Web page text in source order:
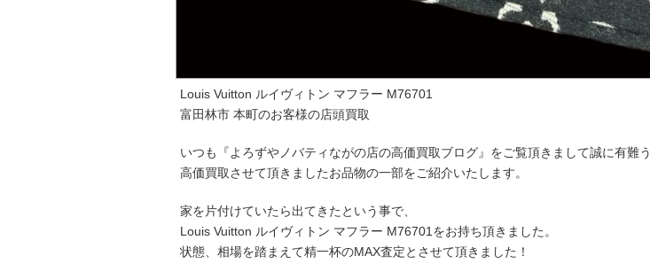
Louis Vuitton ルイヴィトン マフラー M76701
富田林市 本町のお客様の店頭買取
いつも『よろずやノバティながの店の高価買取ブログ』をご覧頂きまして誠に有難う
高価買取させて頂きましたお品物の一部をご紹介いたします。
家を片付けていたら出てきたという事で、
Louis Vuitton ルイヴィトン マフラー M76701をお持ち頂きました。
状態、相場を踏まえて精一杯のMAX査定とさせて頂きました！